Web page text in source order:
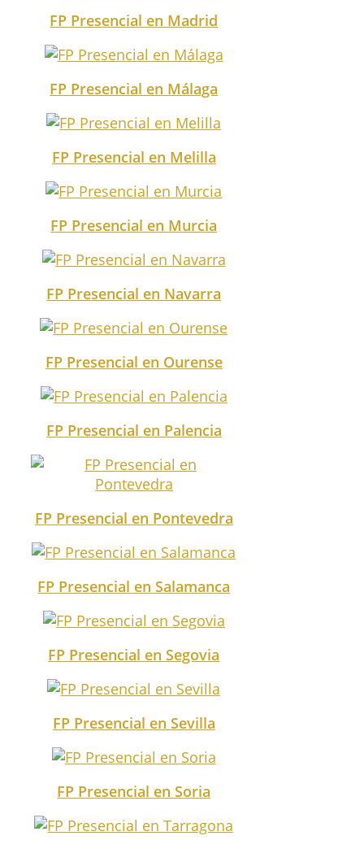
FP Presencial en Madrid
FP Presencial en Málaga
FP Presencial en Melilla
FP Presencial en Murcia
FP Presencial en Navarra
FP Presencial en Ourense
FP Presencial en Palencia
FP Presencial en Pontevedra
FP Presencial en Salamanca
FP Presencial en Segovia
FP Presencial en Sevilla
FP Presencial en Soria